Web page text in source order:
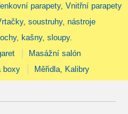
parapety, Vnitřní parapety
soustruhy, nástroje
kašny, sloupy.
Masážní salón
boxy
Měřidla, Kalibry